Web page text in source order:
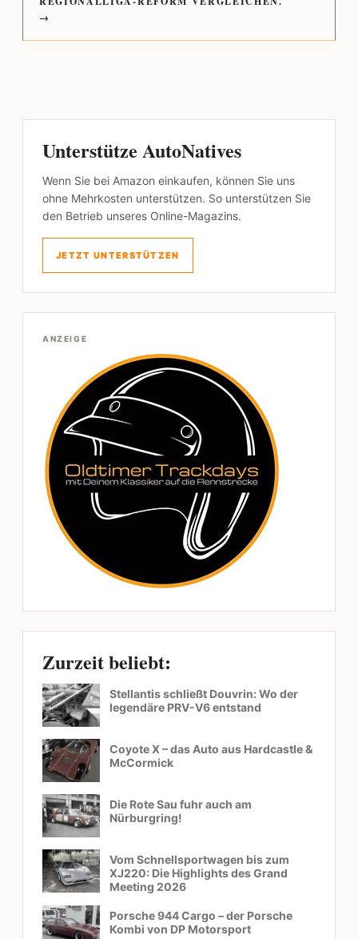
→
Unterstütze AutoNatives
Wenn Sie bei Amazon einkaufen, können Sie uns
ohne Mehrkosten unterstützen. So unterstützen Sie
den Betrieb unseres Online-Magazins.
JETZT UNTERSTÜTZEN
ANZEIGE
Zurzeit beliebt:
Stellantis schließt Douvrin: Wo der
legendäre PRV-V6 entstand
Coyote X – das Auto aus Hardcastle &
McCormick
Die Rote Sau fuhr auch am
Nürburgring!
Vom Schnellsportwagen bis zum
XJ220: Die Highlights des Grand
Meeting 2026
Porsche 944 Cargo – der Porsche
Kombi von DP Motorsport